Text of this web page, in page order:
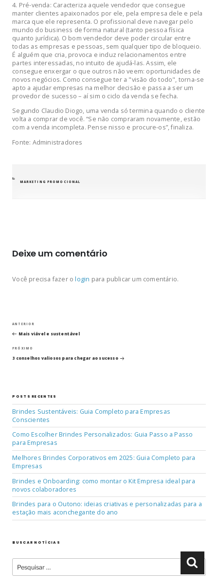
4. Pré-venda: Caracteriza aquele vendedor que consegue
manter clientes apaixonados por ele, pela empresa dele e pela
marca que ele representa. O profissional deve navegar pelo
mundo do business de forma natural (tanto pessoa física
quanto jurídica). O bom vendedor deve poder circular entre
todas as empresas e pessoas, sem qualquer tipo de bloqueio.
É alguém que cria, provoca e induz relacionamentos entre
partes interessadas, no intuito de ajudá-las. Assim, ele
consegue enxergar o que outros não veem: oportunidades de
novos negócios. Como consegue ter a "visão do todo", torna-se
apto a ajudar empresas na melhor decisão e passa a ser um
provedor de sucesso – aí sim o ciclo da venda se fecha.
Segundo Claudio Diogo, uma venda só termina quando o cliente
volta a comprar de você. “Se não compraram novamente, estão
com a venda incompleta. Pense nisso e procure-os”, finaliza.
Fonte: Administradores
CATEGORIAS
MARKETING PROMOCIONAL
Deixe um comentário
Você precisa fazer ologin para publicar um comentário.
Navegação
de
Post
Post
anterior
ANTERIOR
Mais viável e sustentável
Próximo
post
PRÓXIMO
3 conselhos valiosos para chegar ao sucesso
POSTS RECENTES
Brindes Sustentáveis: Guia Completo para Empresas
Conscientes
Como Escolher Brindes Personalizados: Guia Passo a Passo
para Empresas
Melhores Brindes Corporativos em 2025: Guia Completo para
Empresas
Brindes e Onboarding: como montar o Kit Empresa ideal para
novos colaboradores
Brindes para o Outono: ideias criativas e personalizadas para a
estação mais aconchegante do ano
BUSCAR NOTÍCIAS